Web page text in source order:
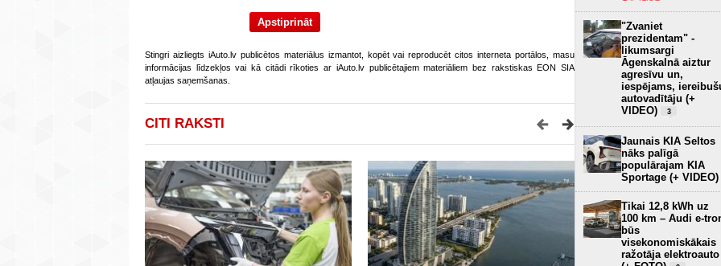
Stingri aizliegts iAuto.lv publicētos materiālus izmantot, kopēt vai reproducēt citos interneta portālos, masu
informācijas līdzekļos vai kā citādi rīkoties ar iAuto.lv publicētajiem materiāliem bez rakstiskas EON SIA
atļaujas saņemšanas.
CITI RAKSTI
"Zvaniet
prezidentam" -
likumsargi
Āgenskalnā aiztur
agresīvu un,
iespējams,
autovadītāju (+
VIDEO)
3
Jaunais KIA Seltos
nāks palīgā
populārajam KIA
Sportage (+ VIDEO)
Tikai 12,8 kWh uz
100 km – Audi e-
būs
visekonomiskākais
ražotāja elektroauto